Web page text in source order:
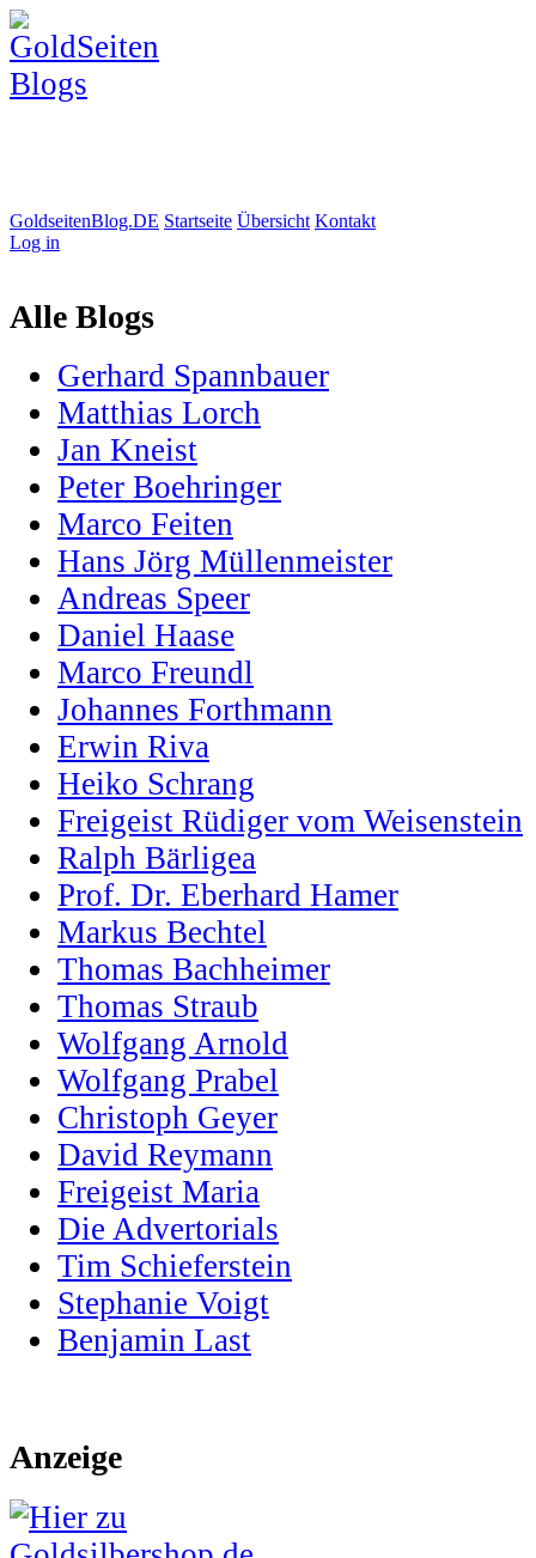
GoldseitenBlog.DE Startseite Übersicht Kontakt
Log in
Alle Blogs
Gerhard Spannbauer
Matthias Lorch
Jan Kneist
Peter Boehringer
Marco Feiten
Hans Jörg Müllenmeister
Andreas Speer
Daniel Haase
Marco Freundl
Johannes Forthmann
Erwin Riva
Heiko Schrang
Freigeist Rüdiger vom Weisenstein
Ralph Bärligea
Prof. Dr. Eberhard Hamer
Markus Bechtel
Thomas Bachheimer
Thomas Straub
Wolfgang Arnold
Wolfgang Prabel
Christoph Geyer
David Reymann
Freigeist Maria
Die Advertorials
Tim Schieferstein
Stephanie Voigt
Benjamin Last
Anzeige